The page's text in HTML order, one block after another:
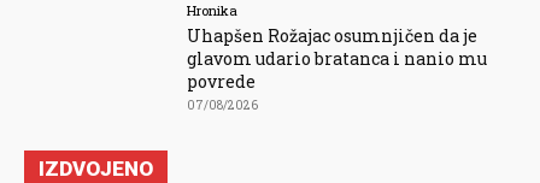
Hronika
Uhapšen Rožajac osumnjičen da je
glavom udario bratanca i nanio mu
povrede
07/08/2026
IZDVOJENO